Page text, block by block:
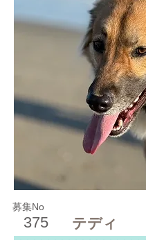
募集No
375 テディ